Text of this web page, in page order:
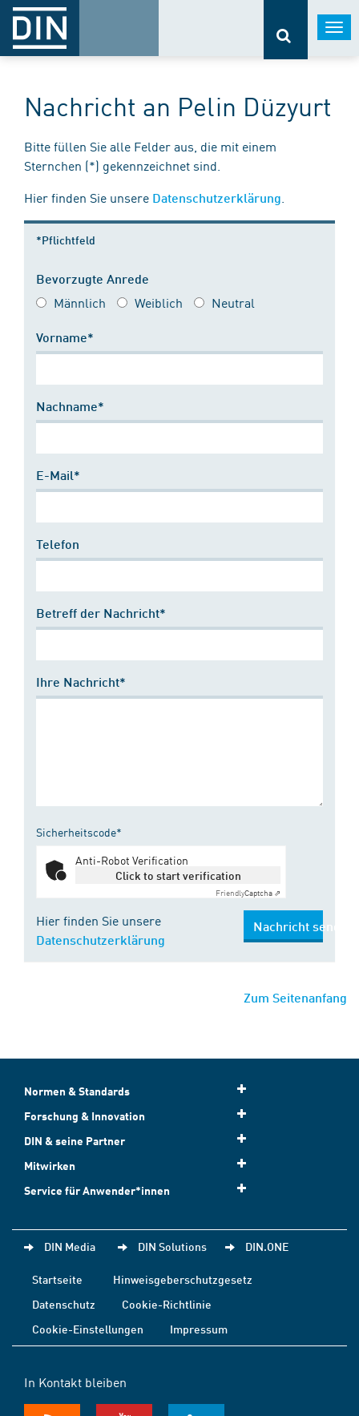
Nachricht an Pelin Düzyurt
Bitte füllen Sie alle Felder aus, die mit einem
Sternchen (*) gekennzeichnet sind.
Hier finden Sie unsere Datenschutzerklärung
*Pflichtfeld
Bevorzugte Anrede
Männlich Weiblich Neutral
Vorname*
Nachname*
E-Mail*
Telefon
Betreff der Nachricht*
Ihre Nachricht*
Sicherheitscode*
Anti-Robot Verification
Click to start verification
FriendlyCaptcha ⇗
Hier finden Sie unsere
Datenschutzerklärung
Nachricht senden
Zum Seitenanfang
Normen & Standards
Forschung & Innovation
DIN & seine Partner
Mitwirken
Service für Anwender*innen
DIN Media DIN Solutions DIN.ONE
Startseite
Hinweisgeberschutzgesetz
Datenschutz
Cookie-Richtlinie
Cookie-Einstellungen
Impressum
In Kontakt bleiben